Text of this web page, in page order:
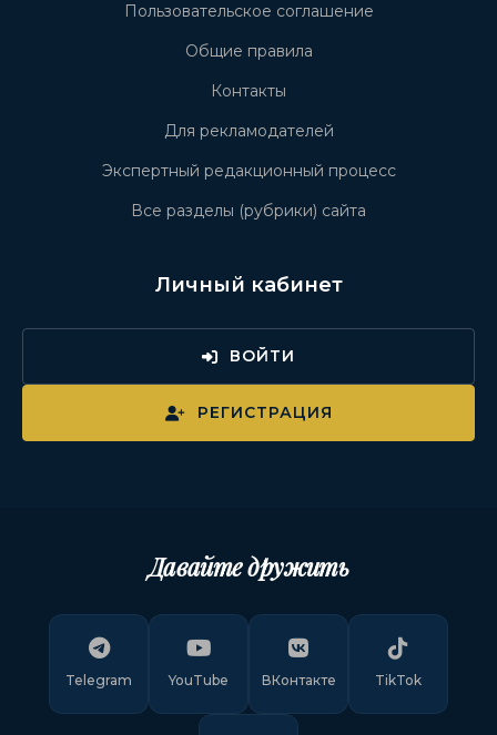
Пользовательское соглашение
Общие правила
Контакты
Для рекламодателей
Экспертный редакционный процесс
Все разделы (рубрики) сайта
Личный кабинет
ВОЙТИ
РЕГИСТРАЦИЯ
Давайте дружить
Telegram YouTube ВКонтакте TikTok